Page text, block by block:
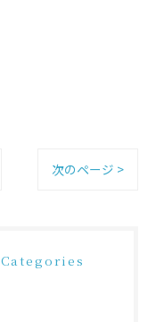
次のページ >
Categories